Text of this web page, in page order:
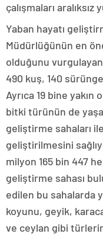
çalışmaları aralıksız
Yaban hayatı
Müdürlüğünün en
olduğunu vurgulayan
490 kuş, 140
Ayrıca 19 bine yakın
bitki türünün de
geliştirme sahaları
geliştirilmesini
milyon 165 bin 447
geliştirme sahası
edilen bu sahalarda
koyunu, geyik,
ve ceylan gibi